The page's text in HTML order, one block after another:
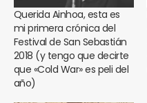
Querida Ainhoa, esta es
mi primera crónica del
Festival de San Sebastián
2018 (y tengo que decirte
que «Cold War» es peli del
año)